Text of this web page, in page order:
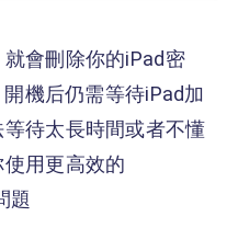
會刪除你的iPad密
機后仍需等待iPad加
待太長時間或者不懂
用更高效的
題